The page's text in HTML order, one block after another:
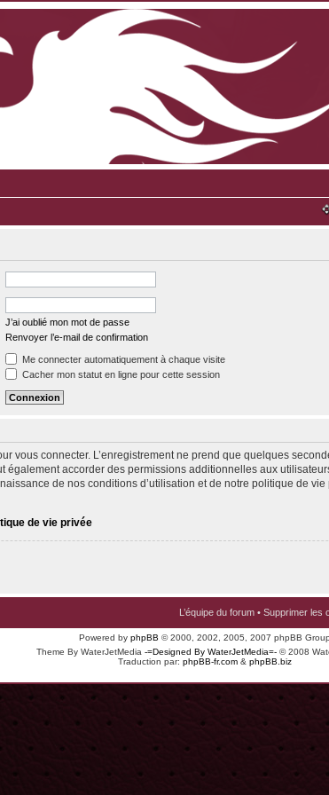
J’ai oublié mon mot de passe
Renvoyer l’e-mail de confirmation
Me connecter automatiquement à chaque visite
Cacher mon statut en ligne pour cette session
vous connecter. L’enregistrement ne prend que quelques
également accorder des permissions additionnelles aux
de nos conditions d’utilisation et de notre politique de
de vie privée
L’équipe du forum • Supprimer les
Powered by phpBB © 2000, 2002, 2005, 2007 phpBB Group
Theme By WaterJetMedia -=Designed By WaterJetMedia=- © 2008
Traduction par: phpBB-fr.com & phpBB.biz